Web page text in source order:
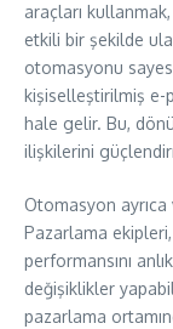
araçları
etkili bir şekilde
otomasyonu
kişiselleştirilmiş e-
hale gelir. Bu,
ilişkilerini
Otomasyon ayrıca
Pazarlama
performansını
değişiklikler
pazarlama